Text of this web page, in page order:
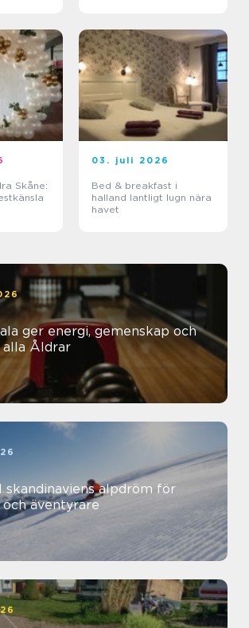
Skåne:
03. juli 2026
Bed & breakfast i
halland lantligt lugn nära
havet
ger energi, gemenskap och
Åldrar
äventyrare